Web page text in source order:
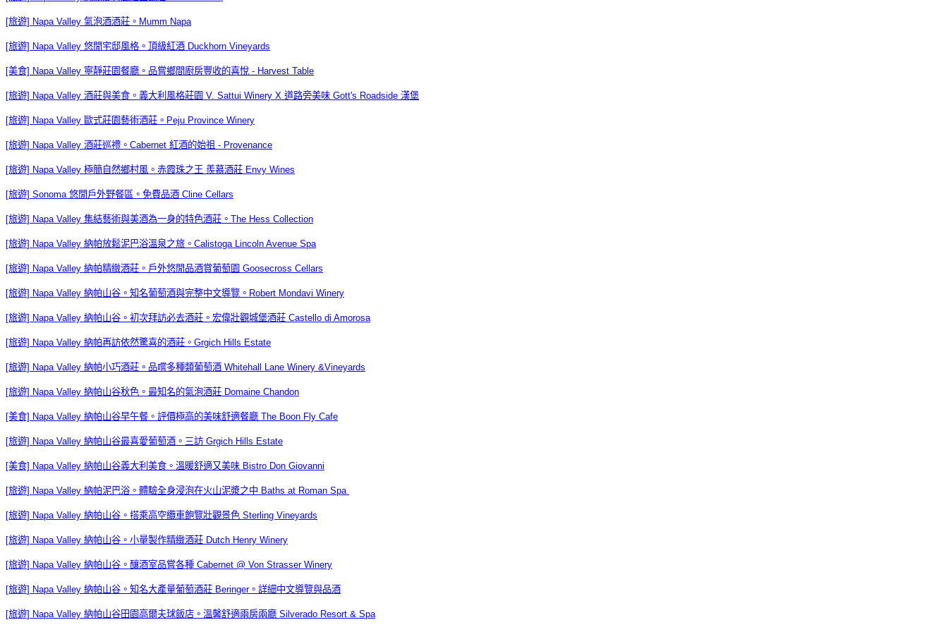
[旅遊] Napa Valley 氣泡酒酒莊。Mumm Napa
[旅遊] Napa Valley 悠閒宅邸風格。頂級紅酒 Duckhorn Vineyards
[美食] Napa Valley 寧靜莊園餐廳。品嘗鄉間廚房豐收的喜悅 - Harvest Table
[旅遊] Napa Valley 酒莊與美食。 義大利風格莊園 V. Sattui Winery X 道路旁美味 Gott's Roadside 漢堡
[旅遊] Napa Valley 歐式莊園藝術酒莊。Peju Province Winery
[旅遊] Napa Valley 酒莊巡禮。Cabernet 紅酒的始祖 - Provenance
[旅遊] Napa Valley 極簡自然鄉村風。赤霞珠之王 羨慕酒莊 Envy Wines
[旅遊] Sonoma 悠閒戶外野餐區。免費品酒 Cline Cellars
[旅遊] Napa Valley 集結藝術與美酒為一身的特色酒莊。The Hess Collection
[旅遊] Napa Valley 納帕放鬆泥巴浴溫泉之旅。Calistoga Lincoln Avenue Spa
[旅遊] Napa Valley 納帕精緻酒莊。戶外悠閒品酒賞葡萄園 Goosecross Cellars
[旅遊] Napa Valley 納帕山谷。知名葡萄酒與完整中文導覽。Robert Mondavi Winery
[旅遊] Napa Valley 納帕山谷。初次拜訪必去酒莊。宏偉壯觀城堡酒莊 Castello di Amorosa
[旅遊] Napa Valley 納帕再訪依然驚喜的酒莊。Grgich Hills Estate
[旅遊] Napa Valley 納帕小巧酒莊。品嚐多種類葡萄酒 Whitehall Lane Winery &Vineyards
[旅遊] Napa Valley 納帕山谷秋色。最知名的氣泡酒莊 Domaine Chandon
[美食] Napa Valley 納帕山谷早午餐。評價極高的美味舒適餐廳 The Boon Fly Cafe
[旅遊] Napa Valley 納帕山谷最喜愛葡萄酒。三訪 Grgich Hills Estate
[美食] Napa Valley 納帕山谷義大利美食。溫暖舒適又美味 Bistro Don Giovanni
[旅遊] Napa Valley 納帕泥巴浴。體驗全身浸泡在火山泥漿之中 Baths at Roman Spa
[旅遊] Napa Valley 納帕山谷。搭乘高空纜車飽覽壯觀景色 Sterling Vineyards
[旅遊] Napa Valley 納帕山谷。小量製作精緻酒莊 Dutch Henry Winery
[旅遊] Napa Valley 納帕山谷。釀酒室品嘗各種 Cabernet @ Von Strasser Winery
[旅遊] Napa Valley 納帕山谷。知名大產量葡萄酒莊 Beringer。詳細中文導覽與品酒
[旅遊] Napa Valley 納帕山谷田園高爾夫球飯店。溫馨舒適兩房兩廳 Silverado Resort & Spa